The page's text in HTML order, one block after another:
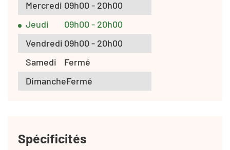
Mercredi 09h00 - 20h00
Jeudi
09h00 - 20h00
Vendredi 09h00 - 20h00
Samedi
Fermé
DimancheFermé
Spécificités